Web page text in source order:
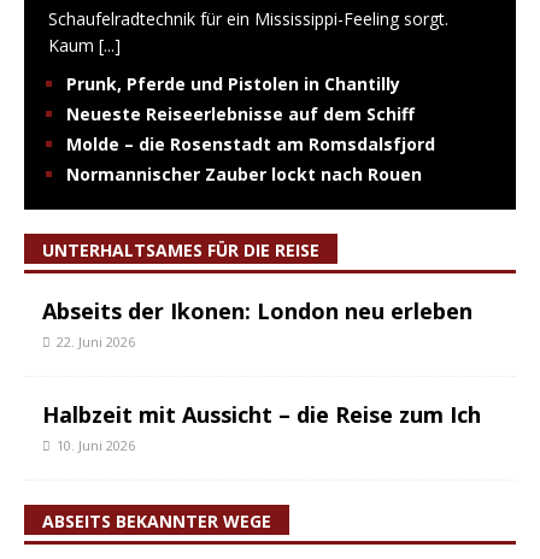
Schaufelradtechnik für ein Mississippi-Feeling sorgt.
Kaum [...]
Prunk, Pferde und Pistolen in Chantilly
Neueste Reiseerlebnisse auf dem Schiff
Molde – die Rosenstadt am Romsdalsfjord
Normannischer Zauber lockt nach Rouen
UNTERHALTSAMES FÜR DIE REISE
Abseits der Ikonen: London neu erleben
22. Juni 2026
Halbzeit mit Aussicht – die Reise zum Ich
10. Juni 2026
ABSEITS BEKANNTER WEGE